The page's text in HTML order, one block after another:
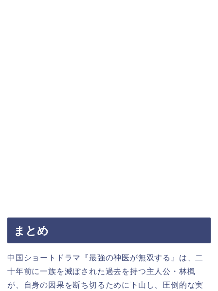
まとめ
中国ショートドラマ『最強の神医が無双する』は、二
十年前に一族を滅ぼされた過去を持つ主人公・林楓
が、自身の因果を断ち切るために下山し、圧倒的な実